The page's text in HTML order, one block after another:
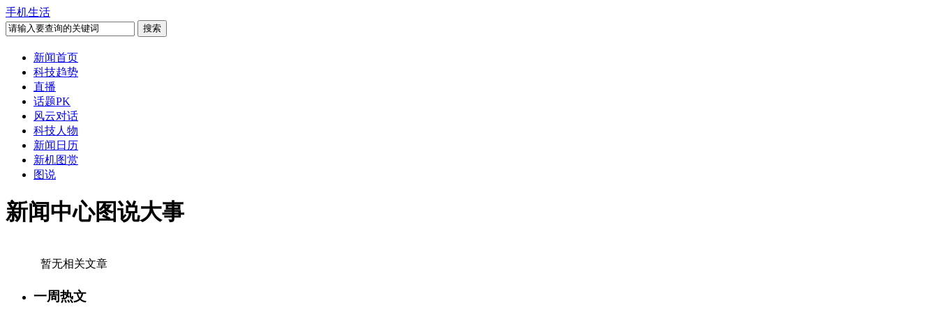
手机生活
新闻首页
科技趋势
直播
话题PK
风云对话
科技人物
新闻日历
新机图赏
图说
新闻中心图说大事
暂无相关文章
一周热文